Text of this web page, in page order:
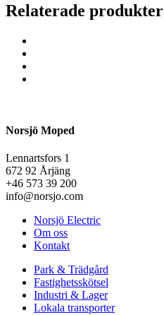
Relaterade produkter
Norsjö Moped
Lennartsfors 1
672 92 Årjäng
+46 573 39 200
info@norsjo.com
Norsjö Electric
Om oss
Kontakt
Park & Trädgård
Fastighetsskötsel
Industri & Lager
Lokala transporter